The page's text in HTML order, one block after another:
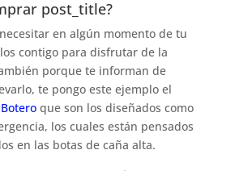
post_title?
en algún momento de tu
contigo para disfrutar de la
porque te informan de
te pongo este ejemplo el
que son los diseñados como
los cuales están pensados
en las botas de caña alta.